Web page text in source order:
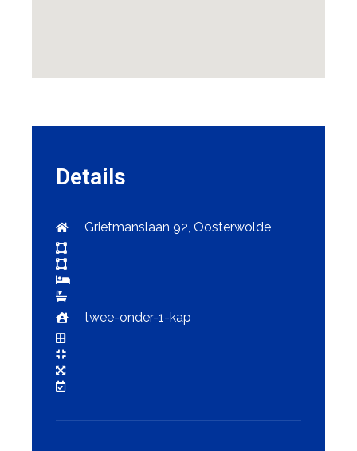
Details
Grietmanslaan 92, Oosterwolde
twee-onder-1-kap